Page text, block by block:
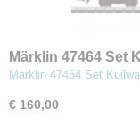
Märklin 47464 Set
Märklin 47464 Set
€ 160,00